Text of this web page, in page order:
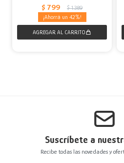
$ 799 $ 1.389
42
Suscríbete a
Recibe todas las novedades y